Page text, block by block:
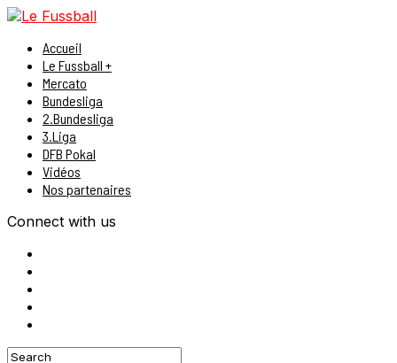
Accueil
Le Fussball +
Mercato
Bundesliga
2.Bundesliga
3.Liga
DFB Pokal
Vidéos
Nos partenaires
Connect with us